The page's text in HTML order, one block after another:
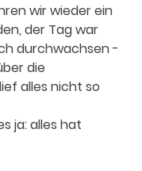
wir wieder ein
der Tag war
durchwachsen -
die
alles nicht so
ja: alles hat